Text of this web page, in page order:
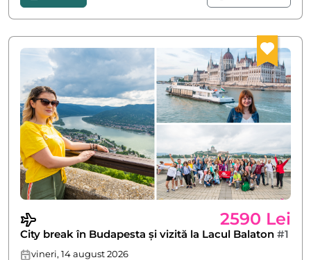
2590 Lei
City break în Budapesta și vizită la Lacul Balaton #1
vineri, 14 august 2026